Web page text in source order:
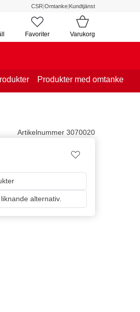
CSR|Omtanke|Kundtjänst
Favoriter Varukorg
Produkter med omtanke
Artikelnummer 3070020
alternativ.